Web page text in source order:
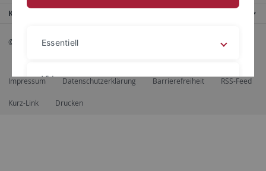
Kontaktinfo
© 2026 Eberhard Karls Universität Tübingen, Tübingen
Impressum Datenschutzerklärung Barrierefreiheit RSS-Feed
Kurz-Link Drucken
Essentiell
Videos